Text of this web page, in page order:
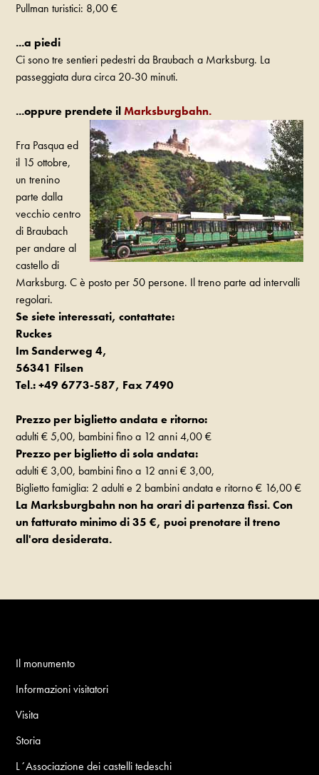
Pullman turistici: 8,00 €
...a piedi
Ci sono tre sentieri pedestri da Braubach a Marksburg. La
passeggiata dura circa 20-30 minuti.
...oppure prendete il Marksburgbahn.
Fra Pasqua ed
il 15 ottobre,
un trenino
parte dalla
vecchio centro
di Braubach
per andare al
castello di
Marksburg. C è posto per 50 persone. Il treno parte ad intervalli
regolari.
Se siete interessati, contattate:
Ruckes
Im Sanderweg 4,
56341 Filsen
Tel.: +49 6773-587, Fax 7490
Prezzo per biglietto andata e ritorno:
adulti € 5,00, bambini fino a 12 anni 4,00 €
Prezzo per biglietto di sola andata:
adulti € 3,00, bambini fino a 12 anni € 3,00,
Biglietto famiglia: 2 adulti e 2 bambini andata e ritorno € 16,00 €
La Marksburgbahn non ha orari di partenza fissi. Con
un fatturato minimo di 35 €, puoi prenotare il treno
all'ora desiderata.
Il monumento
Informazioni visitatori
Visita
Storia
L´Associazione dei castelli tedeschi